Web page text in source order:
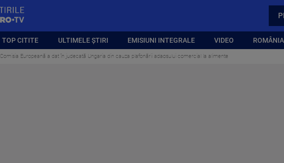
TOP CITITE ULTIMELE ȘTIRI EMISIUNI INTEGRALE VIDEO
Comisia Europeană a dat în judecată Ungaria din cauza plafonării adaosului comercial la alimente